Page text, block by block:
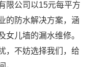
限公司以15元每平方
的防水解决方案，涵
女儿墙的漏水维修。
，不妨选择我们，给